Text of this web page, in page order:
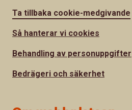
Ta tillbaka cookie-medgivande
Så hanterar vi cookies
Behandling av personuppgifter
Bedrägeri och säkerhet